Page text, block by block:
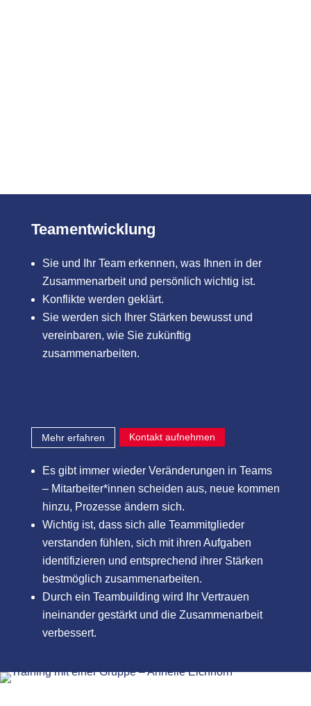
Teamentwicklung
Sie und Ihr Team erkennen, was Ihnen in der
Zusammenarbeit und persönlich wichtig ist.
Konflikte werden geklärt.
Sie werden sich Ihrer Stärken bewusst und
vereinbaren, wie Sie zukünftig
zusammenarbeiten.
Kontakt aufnehmen
Mehr erfahren
Es gibt immer wieder Veränderungen in Teams
– Mitarbeiter*innen scheiden aus, neue kommen
hinzu, Prozesse ändern sich.
Wichtig ist, dass sich alle Teammitglieder
verstanden fühlen, sich mit ihren Aufgaben
identifizieren und entsprechend ihrer Stärken
bestmöglich zusammenarbeiten.
Durch ein Teambuilding wird Ihr Vertrauen
ineinander gestärkt und die Zusammenarbeit
verbessert.